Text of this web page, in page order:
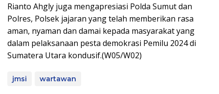
Rianto Ahgly juga mengapresiasi Polda Sumut dan
Polres, Polsek jajaran yang telah memberikan rasa
aman, nyaman dan damai kepada masyarakat yang
dalam pelaksanaan pesta demokrasi Pemilu 2024 di
Sumatera Utara kondusif.(W05/W02)
jmsi wartawan